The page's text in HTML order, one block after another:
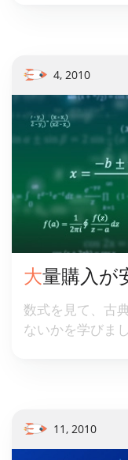
4, 2010
大量購入
数式を見て、古
ないかを学びま
11, 2010